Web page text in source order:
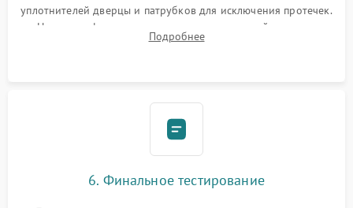
уплотнителей дверцы и патрубков для исключения протечек.
Надежная фиксация хомутов гидравлической системы,
сборка корпуса и установка датчика поплавка.
Подробнее
6. Финальное тестирование